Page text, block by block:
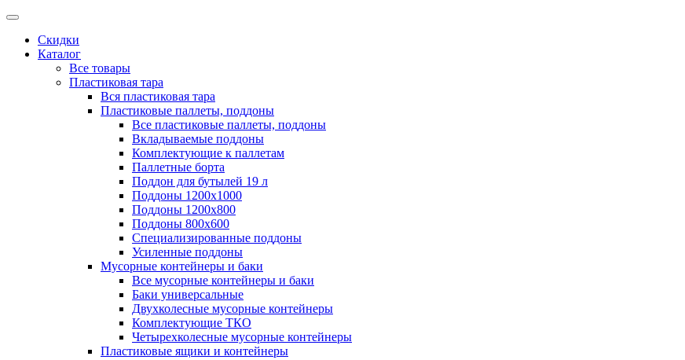
Скидки
Каталог
Все товары
Пластиковая тара
Вся пластиковая тара
Пластиковые паллеты, поддоны
Все пластиковые паллеты, поддоны
Вкладываемые поддоны
Комплектующие к паллетам
Паллетные борта
Поддон для бутылей 19 л
Поддоны 1200х1000
Поддоны 1200х800
Поддоны 800х600
Специализированные поддоны
Усиленные поддоны
Мусорные контейнеры и баки
Все мусорные контейнеры и баки
Баки универсальные
Двухколесные мусорные контейнеры
Комплектующие ТКО
Четырехколесные мусорные контейнеры
Пластиковые ящики и контейнеры